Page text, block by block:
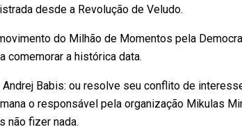
desde a Revolução de Veludo.
do Milhão de Momentos pela
comemorar a histórica data.
Andrej Babis: ou resolve seu conflito de
o responsável pela organização Mikulas
não fizer nada.